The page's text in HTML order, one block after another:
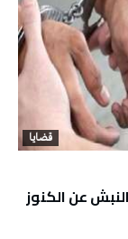
قضايا
النبش عن الكنوز